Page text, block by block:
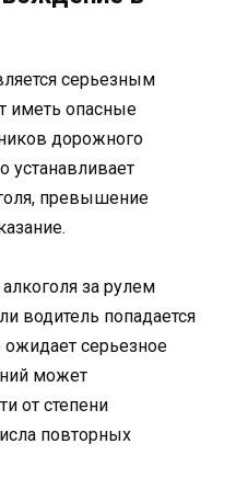
серьезным
иметь опасные
дорожного
устанавливает
превышение
за рулем
водитель попадается
ожидает серьезное
может
от степени
повторных